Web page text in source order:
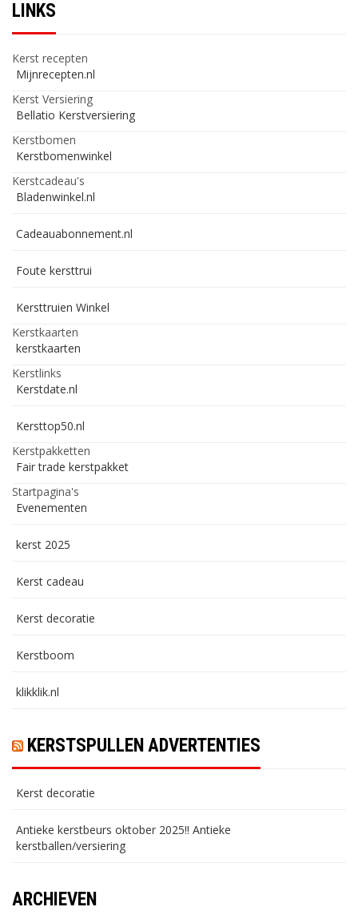
LINKS
Kerst recepten
Mijnrecepten.nl
Kerst Versiering
Bellatio Kerstversiering
Kerstbomen
Kerstbomenwinkel
Kerstcadeau's
Bladenwinkel.nl
Cadeauabonnement.nl
Foute kersttrui
Kersttruien Winkel
Kerstkaarten
kerstkaarten
Kerstlinks
Kerstdate.nl
Kersttop50.nl
Kerstpakketten
Fair trade kerstpakket
Startpagina's
Evenementen
kerst 2025
Kerst cadeau
Kerst decoratie
Kerstboom
klikklik.nl
KERSTSPULLEN ADVERTENTIES
Kerst decoratie
Antieke kerstbeurs oktober 2025!! Antieke
kerstballen/versiering
ARCHIEVEN